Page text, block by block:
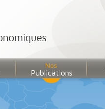
Nos
Publications